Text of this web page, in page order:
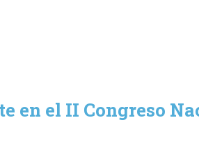
en el II Congreso